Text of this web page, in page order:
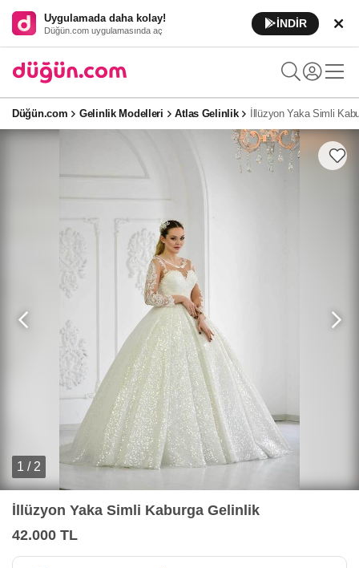
Uygulamada daha kolay!
Düğün.com uygulamasında aç
İNDİR
Düğün.com Gelinlik Modelleri Atlas Gelinlik İllüzyon Yaka Simli
1 / 2
İllüzyon Yaka Simli Kaburga Gelinlik
42.000 TL